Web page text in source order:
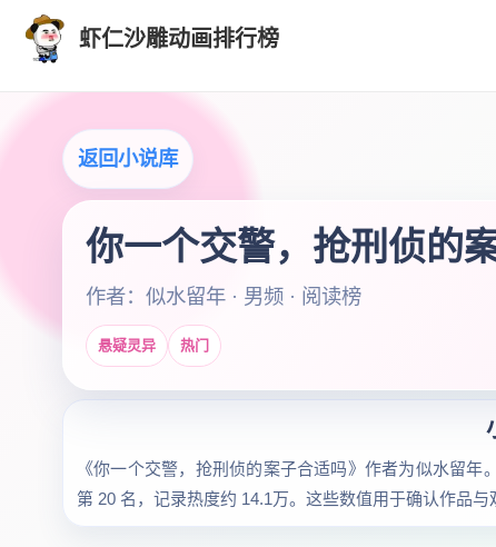
虾仁沙雕动画排行榜
返回小说库
你一个交警，抢刑侦的
作者：似水留年 · 男频 · 阅读榜
悬疑灵异 热门
《你一个交警，抢刑侦的案子合适吗》作者为似水留
第 20 名，记录热度约 14.1万。这些数值用于确认作品